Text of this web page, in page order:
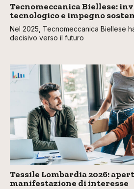
Tecnomeccanica Biellese:
tecnologico e impegno
Nel 2025, Tecnomeccanica Biellese
decisivo verso il futuro
Tessile Lombardia 2026:
manifestazione di interesse